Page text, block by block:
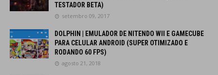
TESTADOR BETA)
setembro 09, 2017
DOLPHIN | EMULADOR DE NITENDO WII E GAMECUBE
PARA CELULAR ANDROID (SUPER OTIMIZADO E
RODANDO 60 FPS)
agosto 21, 2018